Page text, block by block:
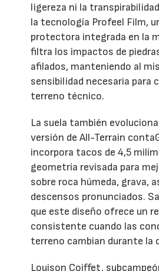
ligereza ni la
la tecnología Profeel Film,
protectora integrada en la
filtra los impactos de
afilados, manteniendo al
sensibilidad necesaria para
terreno técnico.
La suela también
versión de All-Terrain
incorpora tacos de 4,5
geometría revisada para
sobre roca húmeda, grava,
descensos pronunciados.
que este diseño ofrece un
consistente cuando las
terreno cambian durante la
Louison Coiffet,